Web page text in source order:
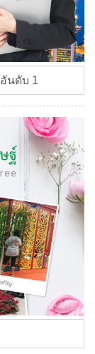
นดับ 1